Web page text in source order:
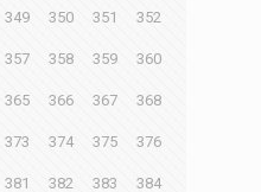
349 350 351 352
357 358 359 360
365 366 367 368
373 374 375 376
381 382 383 384